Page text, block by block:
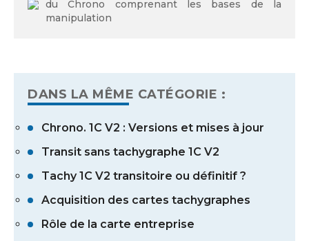
du Chrono comprenant les bases de la
manipulation
DANS LA MÊME CATÉGORIE :
Chrono. 1C V2 : Versions et mises à jour
Transit sans tachygraphe 1C V2
Tachy 1C V2 transitoire ou définitif ?
Acquisition des cartes tachygraphes
Rôle de la carte entreprise